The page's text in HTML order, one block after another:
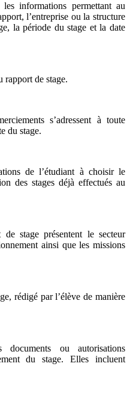
informations permettant au
l’entreprise ou la structure
la période du stage et la date
rapport de stage.
s’adressent à toute
du stage.
de l’étudiant à choisir le
des stages déjà effectués au
stage présentent le secteur
ainsi que les missions
rédigé par l’élève de manière
ou autorisations
du stage. Elles incluent